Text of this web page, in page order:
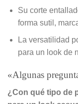
Su corte
forma sutil,
La versatilidad
para un look de
«Algunas
¿Con qué tipo de